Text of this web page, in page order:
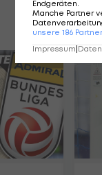
Endgeräten.
Manche Partner
unsere 186 Partner
Impressum